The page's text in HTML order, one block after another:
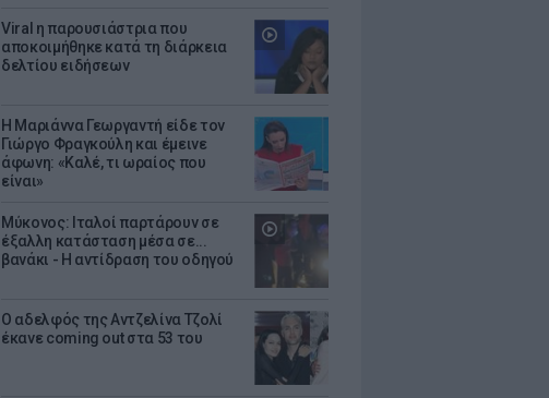
Viral η παρουσιάστρια που
αποκοιμήθηκε κατά τη διάρκεια
δελτίου ειδήσεων
Η Μαριάννα Γεωργαντή είδε τον
Γιώργο Φραγκούλη και έμεινε
άφωνη: «Καλέ, τι ωραίος που
είναι»
Μύκονος: Ιταλοί παρτάρουν σε
έξαλλη κατάσταση μέσα σε...
βανάκι - Η αντίδραση του οδηγού
Ο αδελφός της Αντζελίνα Τζολί
έκανε coming out στα 53 του